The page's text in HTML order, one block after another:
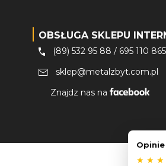
OBSŁUGA SKLEPU
(89) 532 95 88 / 695 110 865
sklep@metalzbyt.com.pl
Znajdz nas na
★ ★ ★